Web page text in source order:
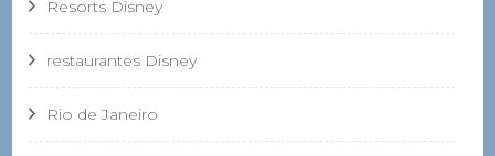
Resorts Disney
restaurantes Disney
Rio de Janeiro